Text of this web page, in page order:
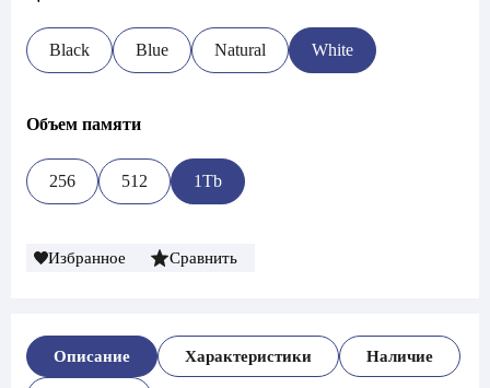
Black Blue Natural White
Объем памяти
256 512 1Tb
Избранное Сравнить
Описание Характеристики Наличие